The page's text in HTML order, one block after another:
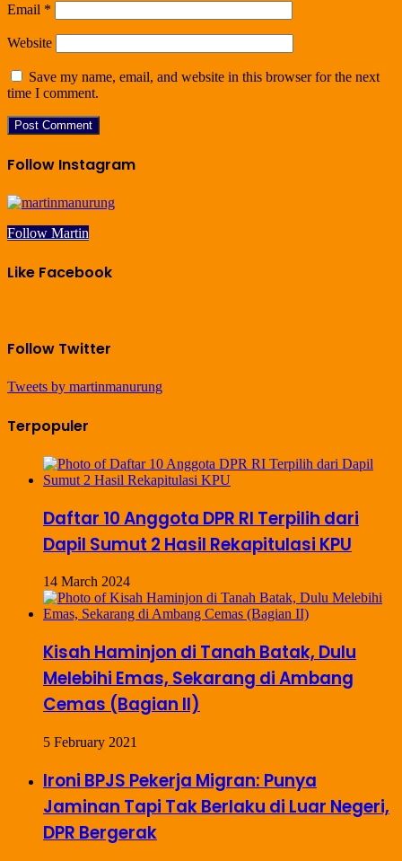
Email *
Website
Save my name, email, and website in this browser for the next
time I comment.
Follow Instagram
Follow Martin
Like Facebook
Follow Twitter
Tweets by martinmanurung
Terpopuler
Daftar 10 Anggota DPR RI Terpilih dari
Dapil Sumut 2 Hasil Rekapitulasi KPU
14 March 2024
Kisah Haminjon di Tanah Batak, Dulu
Melebihi Emas, Sekarang di Ambang
Cemas (Bagian II)
5 February 2021
Ironi BPJS Pekerja Migran: Punya
Jaminan Tapi Tak Berlaku di Luar Negeri,
DPR Bergerak